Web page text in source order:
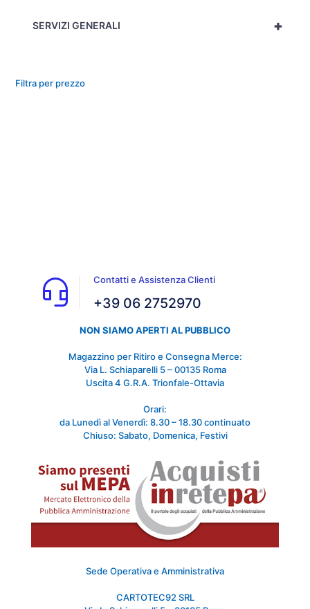
+
SERVIZI GENERALI
Filtra per prezzo
Contatti e Assistenza Clienti
+39 06 2752970
NON SIAMO APERTI AL PUBBLICO
Magazzino per Ritiro e Consegna Merce:
Via L. Schiaparelli 5 – 00135 Roma
Uscita 4 G.R.A. Trionfale-Ottavia
Orari:
da Lunedì al Venerdì: 8.30 – 18.30 continuato
Chiuso: Sabato, Domenica, Festivi
Sede Operativa e Amministrativa
CARTOTEC92 SRL